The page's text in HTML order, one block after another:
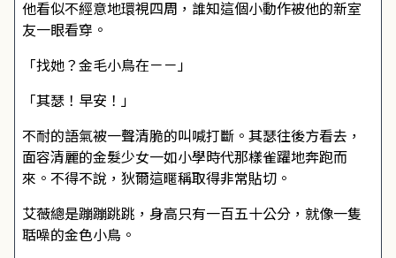
他看似不經意地環視四周，誰知這個小動作被他的新室
友一眼看穿。
「找她？金毛小鳥在－－」
「其瑟！早安！」
不耐的語氣被一聲清脆的叫喊打斷。其瑟往後方看去，
面容清麗的金髮少女一如小學時代那樣雀躍地奔跑而
來。不得不說，狄爾這暱稱取得非常貼切。
艾薇總是蹦蹦跳跳，身高只有一百五十公分，就像一隻
聒噪的金色小鳥。